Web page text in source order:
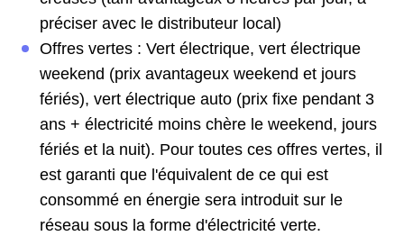
préciser avec le distributeur local)
Offres vertes : Vert électrique, vert électrique
weekend (prix avantageux weekend et jours
fériés), vert électrique auto (prix fixe pendant 3
ans + électricité moins chère le weekend, jours
fériés et la nuit). Pour toutes ces offres vertes, il
est garanti que l'équivalent de ce qui est
consommé en énergie sera introduit sur le
réseau sous la forme d'électricité verte.